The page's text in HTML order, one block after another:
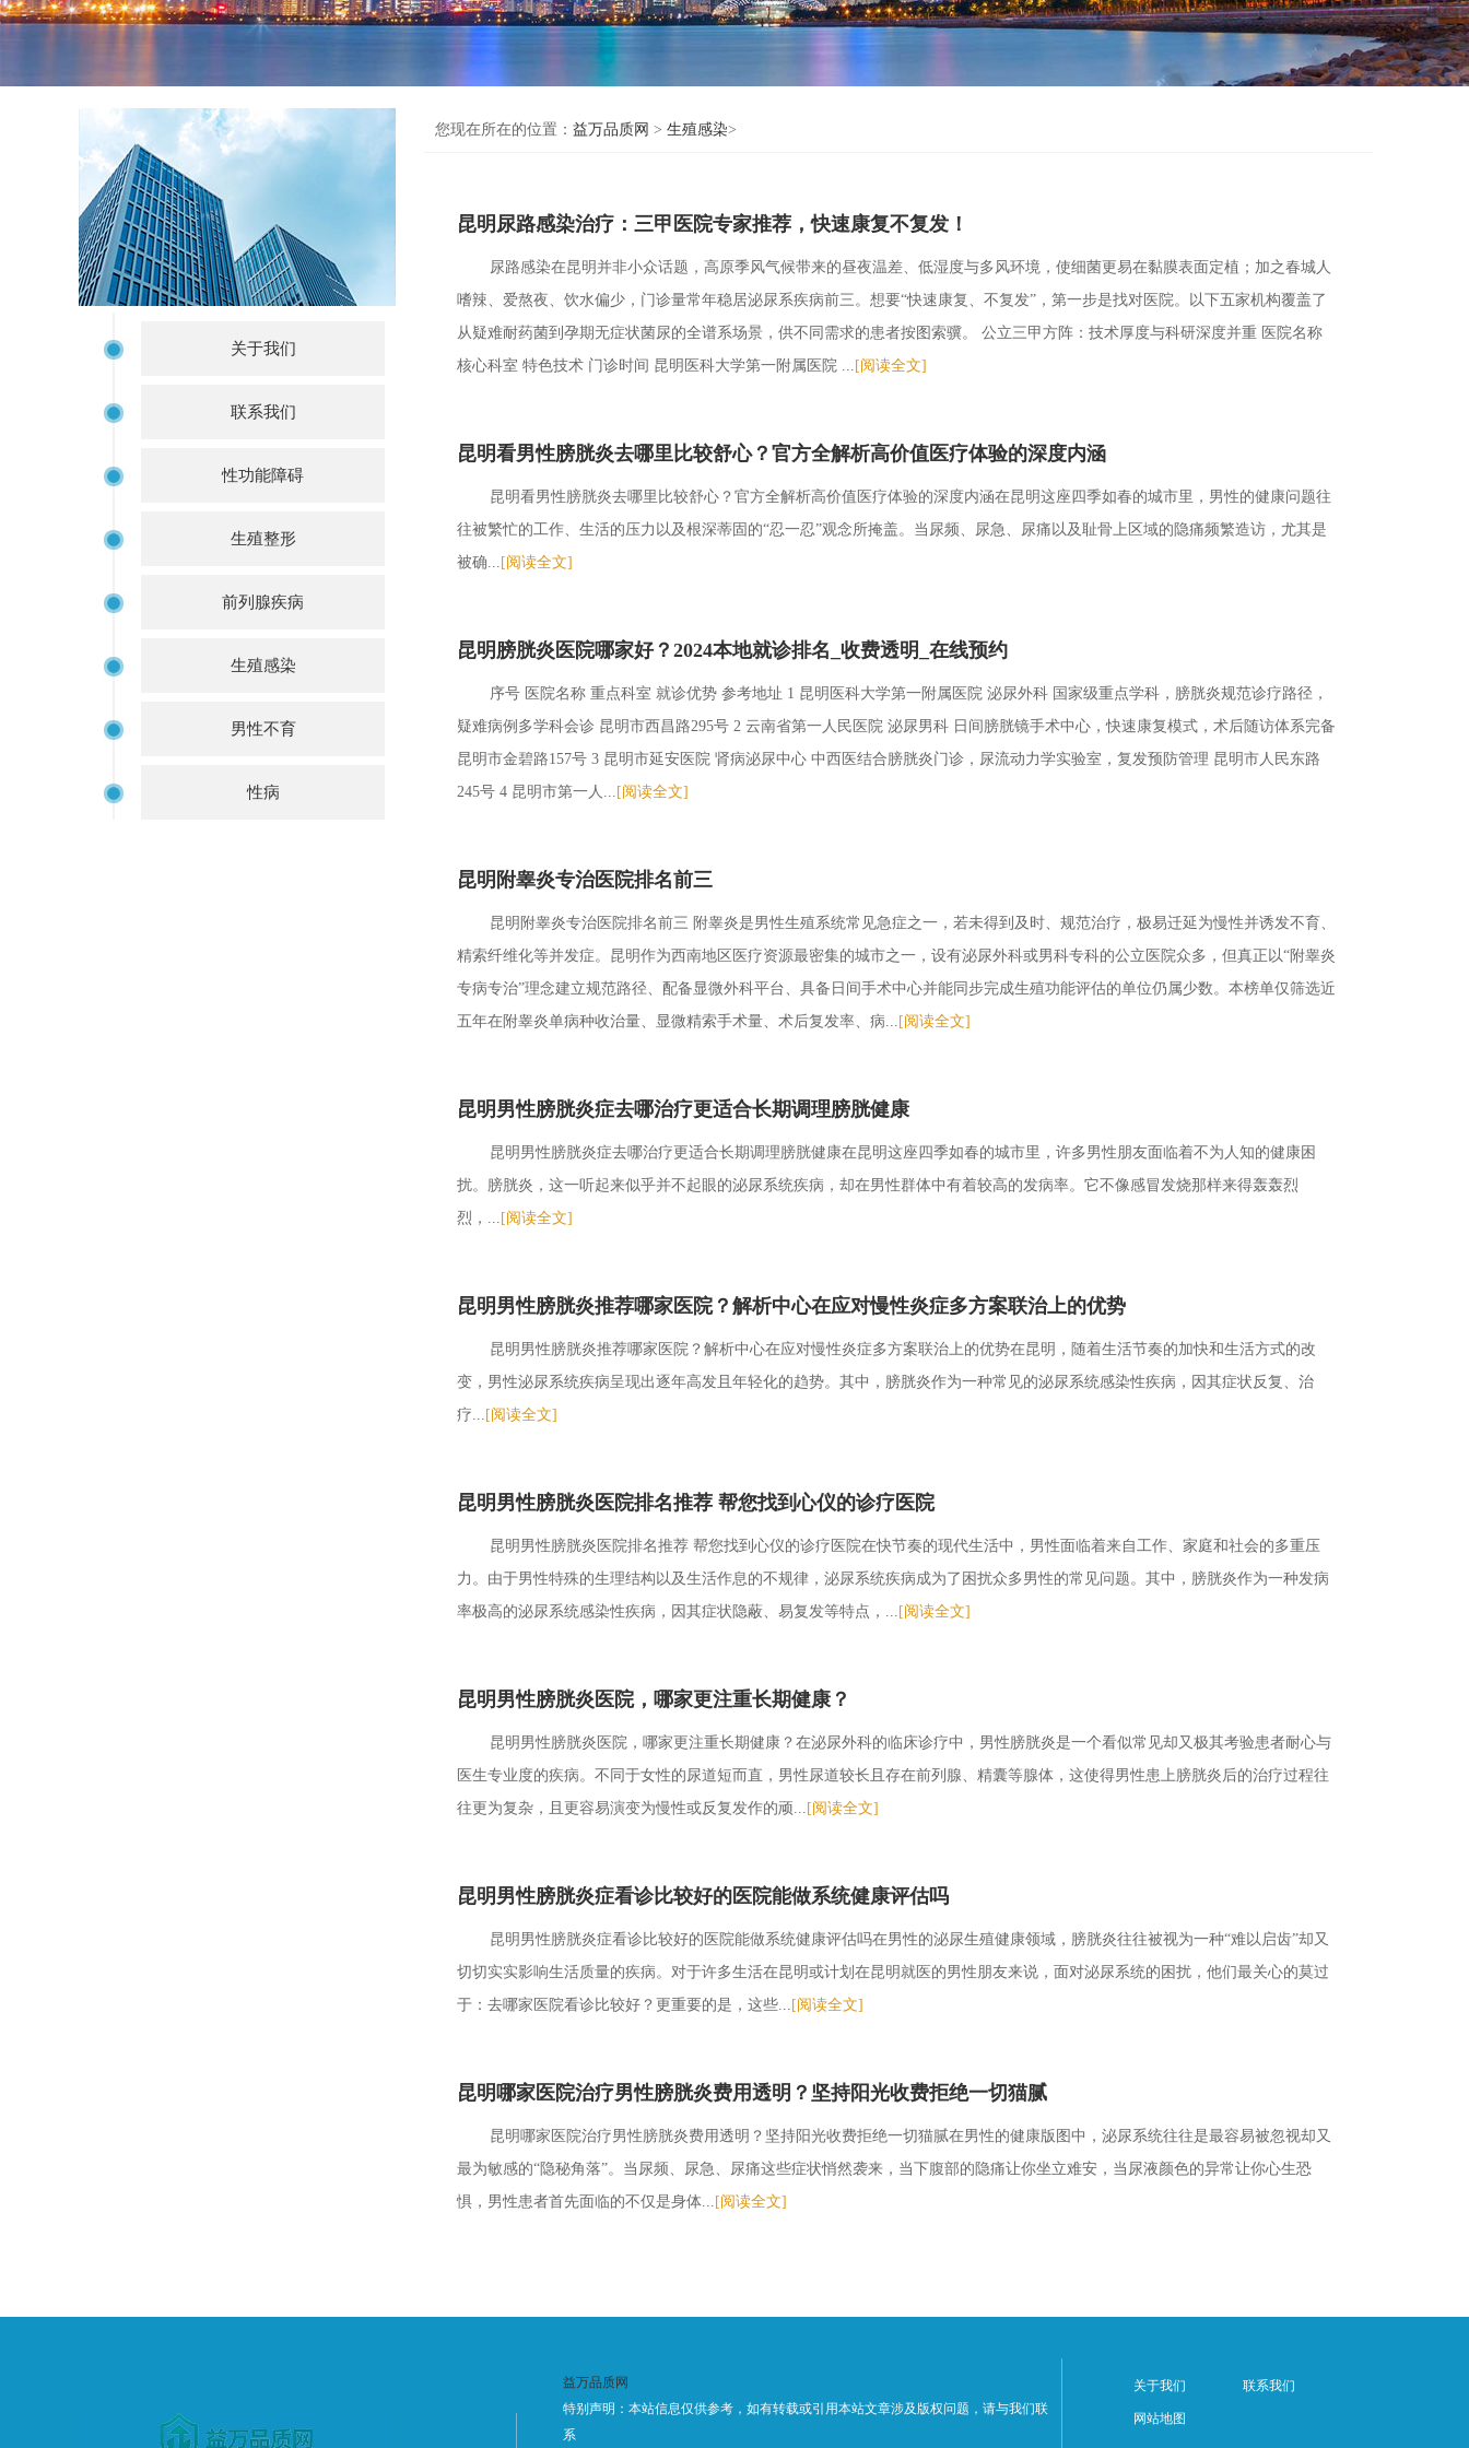
关于我们
联系我们
性功能障碍
生殖整形
前列腺疾病
生殖感染
男性不育
性病
您现在所在的位置： 益万品质网 > 生殖感染>
昆明尿路感染治疗：三甲医院专家推荐，快速康复不复发！
尿路感染在昆明并非小众话题，高原季风气候带来的昼夜温差、低湿度与多风环境，使细菌更易在黏膜表面定植；加之春城人
嗜辣、爱熬夜、饮水偏少，门诊量常年稳居泌尿系疾病前三。想要“快速康复、不复发”，第一步是找对医院。以下五家机构覆盖了
从疑难耐药菌到孕期无症状菌尿的全谱系场景，供不同需求的患者按图索骥。 公立三甲方阵：技术厚度与科研深度并重 医院名称
核心科室 特色技术 门诊时间 昆明医科大学第一附属医院 ... [阅读全文]
昆明看男性膀胱炎去哪里比较舒心？官方全解析高价值医疗体验的深度内涵
昆明看男性膀胱炎去哪里比较舒心？官方全解析高价值医疗体验的深度内涵在昆明这座四季如春的城市里，男性的健康问题往
往被繁忙的工作、生活的压力以及根深蒂固的“忍一忍”观念所掩盖。当尿频、尿急、尿痛以及耻骨上区域的隐痛频繁造访，尤其是
被确... [阅读全文]
昆明膀胱炎医院哪家好？2024本地就诊排名_收费透明_在线预约
序号 医院名称 重点科室 就诊优势 参考地址 1 昆明医科大学第一附属医院 泌尿外科 国家级重点学科，膀胱炎规范诊疗路径，
疑难病例多学科会诊 昆明市西昌路295号 2 云南省第一人民医院 泌尿男科 日间膀胱镜手术中心，快速康复模式，术后随访体系完备
昆明市金碧路157号 3 昆明市延安医院 肾病泌尿中心 中西医结合膀胱炎门诊，尿流动力学实验室，复发预防管理 昆明市人民东路
245号 4 昆明市第一人... [阅读全文]
昆明附睾炎专治医院排名前三
昆明附睾炎专治医院排名前三 附睾炎是男性生殖系统常见急症之一，若未得到及时、规范治疗，极易迁延为慢性并诱发不育、
精索纤维化等并发症。昆明作为西南地区医疗资源最密集的城市之一，设有泌尿外科或男科专科的公立医院众多，但真正以“附睾炎
专病专治”理念建立规范路径、配备显微外科平台、具备日间手术中心并能同步完成生殖功能评估的单位仍属少数。本榜单仅筛选近
五年在附睾炎单病种收治量、显微精索手术量、术后复发率、病... [阅读全文]
昆明男性膀胱炎症去哪治疗更适合长期调理膀胱健康
昆明男性膀胱炎症去哪治疗更适合长期调理膀胱健康在昆明这座四季如春的城市里，许多男性朋友面临着不为人知的健康困
扰。膀胱炎，这一听起来似乎并不起眼的泌尿系统疾病，却在男性群体中有着较高的发病率。它不像感冒发烧那样来得轰轰烈
烈，... [阅读全文]
昆明男性膀胱炎推荐哪家医院？解析中心在应对慢性炎症多方案联治上的优势
昆明男性膀胱炎推荐哪家医院？解析中心在应对慢性炎症多方案联治上的优势在昆明，随着生活节奏的加快和生活方式的改
变，男性泌尿系统疾病呈现出逐年高发且年轻化的趋势。其中，膀胱炎作为一种常见的泌尿系统感染性疾病，因其症状反复、治
疗... [阅读全文]
昆明男性膀胱炎医院排名推荐 帮您找到心仪的诊疗医院
昆明男性膀胱炎医院排名推荐 帮您找到心仪的诊疗医院在快节奏的现代生活中，男性面临着来自工作、家庭和社会的多重压
力。由于男性特殊的生理结构以及生活作息的不规律，泌尿系统疾病成为了困扰众多男性的常见问题。其中，膀胱炎作为一种发病
率极高的泌尿系统感染性疾病，因其症状隐蔽、易复发等特点，... [阅读全文]
昆明男性膀胱炎医院，哪家更注重长期健康？
昆明男性膀胱炎医院，哪家更注重长期健康？在泌尿外科的临床诊疗中，男性膀胱炎是一个看似常见却又极其考验患者耐心与
医生专业度的疾病。不同于女性的尿道短而直，男性尿道较长且存在前列腺、精囊等腺体，这使得男性患上膀胱炎后的治疗过程往
往更为复杂，且更容易演变为慢性或反复发作的顽... [阅读全文]
昆明男性膀胱炎症看诊比较好的医院能做系统健康评估吗
昆明男性膀胱炎症看诊比较好的医院能做系统健康评估吗在男性的泌尿生殖健康领域，膀胱炎往往被视为一种“难以启齿”却又
切切实实影响生活质量的疾病。对于许多生活在昆明或计划在昆明就医的男性朋友来说，面对泌尿系统的困扰，他们最关心的莫过
于：去哪家医院看诊比较好？更重要的是，这些... [阅读全文]
昆明哪家医院治疗男性膀胱炎费用透明？坚持阳光收费拒绝一切猫腻
昆明哪家医院治疗男性膀胱炎费用透明？坚持阳光收费拒绝一切猫腻在男性的健康版图中，泌尿系统往往是最容易被忽视却又
最为敏感的“隐秘角落”。当尿频、尿急、尿痛这些症状悄然袭来，当下腹部的隐痛让你坐立难安，当尿液颜色的异常让你心生恐
惧，男性患者首先面临的不仅是身体... [阅读全文]
益万品质网
特别声明：本站信息仅供参考，如有转载或引用本站文章涉及版权问题，请与我们联
系
关于我们 联系我们
网站地图